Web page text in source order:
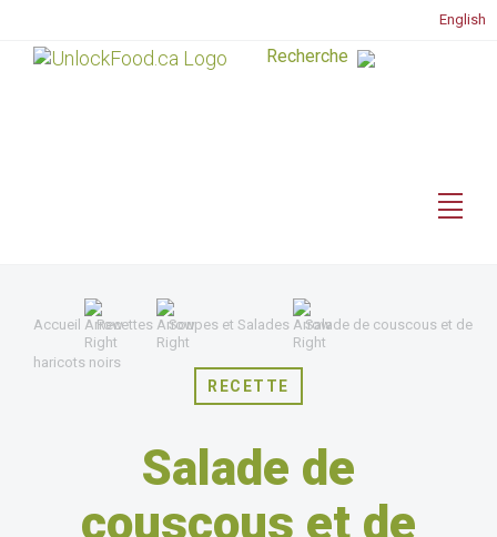
English
Accueil Recettes Soupes et Salades Salade de couscous et de
haricots noirs
RECETTE
Salade de
couscous et de